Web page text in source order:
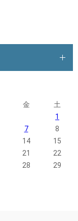
金
土
1
7
8
14
15
21
22
28
29